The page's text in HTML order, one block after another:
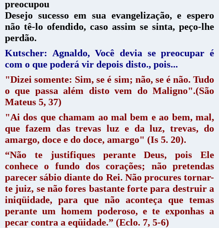
preocupou
Desejo sucesso em sua evangelização, e espero
não tê-lo ofendido, caso assim se sinta, peço-lhe
perdão.
Kutscher: Agnaldo, Você devia se preocupar é
com o que poderá vir depois disto., pois...
"Dizei somente: Sim, se é sim; não, se é não. Tudo
o que passa além disto vem do Maligno".(São
Mateus 5, 37)
"Ai dos que chamam ao mal bem e ao bem, mal,
que fazem das trevas luz e da luz, trevas, do
amargo, doce e do doce, amargo" (Is 5. 20).
“Não te justifiques perante Deus, pois Ele
conhece o fundo dos corações; não pretendas
parecer sábio diante do Rei. Não procures tornar-
te juiz, se não fores bastante forte para destruir a
iniqüidade, para que não aconteça que temas
perante um homem poderoso, e te exponhas a
pecar contra a eqüidade.” (Eclo. 7, 5-6)